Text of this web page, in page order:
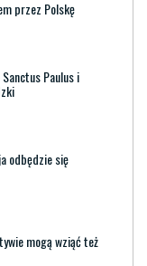
przez Polskę
Paulus i
odbędzie się
mogą wziąć też